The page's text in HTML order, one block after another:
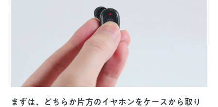
まずは、どちらか片方のイヤホンをケースから取り